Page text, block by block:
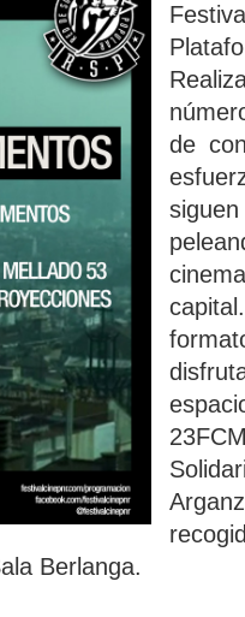
de
Berlanga.